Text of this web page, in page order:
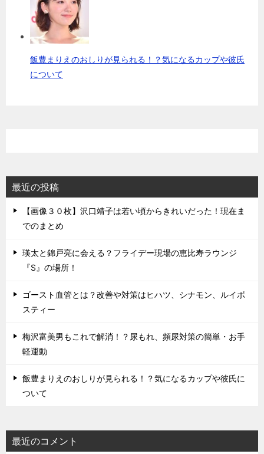
飯豊まりえのおしりが見られる！？気になるカップや彼氏
について
最近の投稿
【画像３０枚】沢口靖子は若い頃からきれいだった！現在ま
でのまとめ
瑛太と錦戸亮に会える？フライデー現場の恵比寿ラウンジ
『S』の場所！
ゴースト血管とは？改善や対策はヒハツ、シナモン、ルイボ
スティー
梅沢富美男もこれで解消！？尿もれ、頻尿対策の簡単・お手
軽運動
飯豊まりえのおしりが見られる！？気になるカップや彼氏に
ついて
最近のコメント